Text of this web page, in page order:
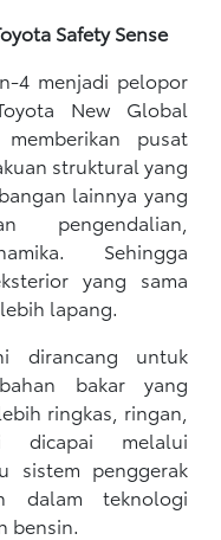
Safety Sense
4 menjadi pelopor
New Global
pusat
struktural yang
lainnya yang
pengendalian,
Sehingga
yang sama
lapang.
dirancang untuk
bakar yang
ringkas, ringan,
dicapai melalui
sistem penggerak
dalam teknologi
bensin.